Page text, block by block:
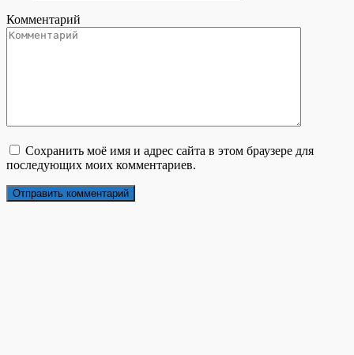
Комментарий
Сохранить моё имя и адрес сайта в этом браузере для
последующих моих комментариев.